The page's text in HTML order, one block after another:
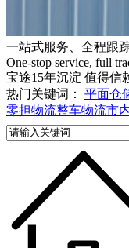
一站式服务、全程跟
One-stop service, full
宝途15年沉淀 值得信
热门关键词： 平面仓
零担物流整车物流市